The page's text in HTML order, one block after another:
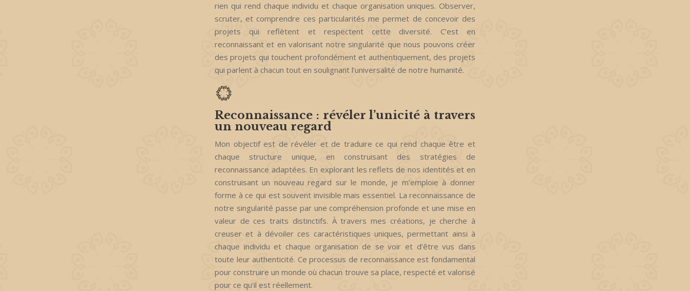
rien qui rend chaque individu et chaque organisation uniques. Observer,
scruter, et comprendre ces particularités me permet de concevoir des
projets qui reflètent et respectent cette diversité. C’est en
reconnaissant et en valorisant notre singularité que nous pouvons créer
des projets qui touchent profondément et authentiquement, des projets
qui parlent à chacun tout en soulignant l’universalité de notre humanité.
Reconnaissance : révéler l’unicité à travers
un nouveau regard
Mon objectif est de révéler et de traduire ce qui rend chaque être et
chaque structure unique, en construisant des stratégies de
reconnaissance adaptées. En explorant les reflets de nos identités et en
construisant un nouveau regard sur le monde, je m’emploie à donner
forme à ce qui est souvent invisible mais essentiel. La reconnaissance de
notre singularité passe par une compréhension profonde et une mise en
valeur de ces traits distinctifs. À travers mes créations, je cherche à
creuser et à dévoiler ces caractéristiques uniques, permettant ainsi à
chaque individu et chaque organisation de se voir et d’être vus dans
toute leur authenticité. Ce processus de reconnaissance est fondamental
pour construire un monde où chacun trouve sa place, respecté et valorisé
pour ce qu’il est réellement.